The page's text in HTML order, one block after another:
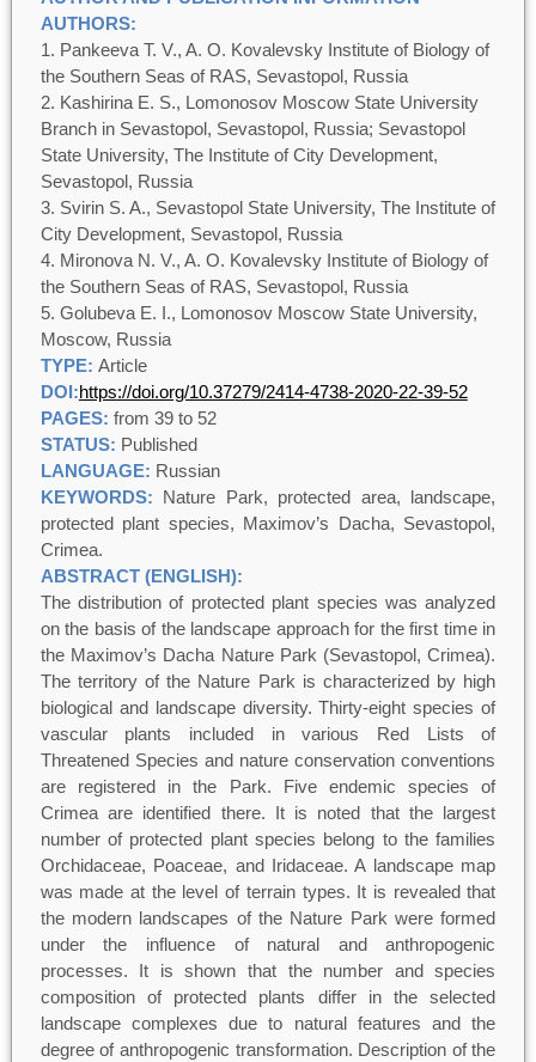
AUTHORS:
Pankeeva T. V., A. O. Kovalevsky Institute of Biology of
the Southern Seas of RAS, Sevastopol, Russia
Kashirina E. S., Lomonosov Moscow State University
Branch in Sevastopol, Sevastopol, Russia; Sevastopol
State University, The Institute of City Development,
Sevastopol, Russia
Svirin S. A., Sevastopol State University, The Institute of
City Development, Sevastopol, Russia
Mironova N. V., A. O. Kovalevsky Institute of Biology of
the Southern Seas of RAS, Sevastopol, Russia
Golubeva E. I., Lomonosov Moscow State University,
Moscow, Russia
TYPE: Article
DOI:https://doi.org/10.37279/2414-4738-2020-22-39-52
PAGES: from 39 to 52
STATUS: Published
LANGUAGE: Russian
KEYWORDS: Nature Park, protected area, landscape,
protected plant species, Maximov’s Dacha, Sevastopol,
Crimea.
ABSTRACT (ENGLISH):
The distribution of protected plant species was analyzed
on the basis of the landscape approach for the first time in
the Maximov’s Dacha Nature Park (Sevastopol, Crimea).
The territory of the Nature Park is characterized by high
biological and landscape diversity. Thirty-eight species of
vascular plants included in various Red Lists of
Threatened Species and nature conservation conventions
are registered in the Park. Five endemic species of
Crimea are identified there. It is noted that the largest
number of protected plant species belong to the families
Orchidaceae, Poaceae, and Iridaceae. A landscape map
was made at the level of terrain types. It is revealed that
the modern landscapes of the Nature Park were formed
under the influence of natural and anthropogenic
processes. It is shown that the number and species
composition of protected plants differ in the selected
landscape complexes due to natural features and the
degree of anthropogenic transformation. Description of the